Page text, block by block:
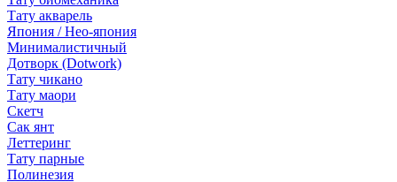
Тату акварель
Япония / Нео-япония
Минималистичный
Дотворк (Dotwork)
Тату чикано
Тату маори
Скетч
Сак янт
Леттеринг
Тату парные
Полинезия